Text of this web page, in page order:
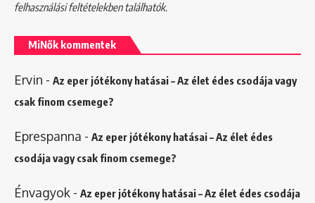
felhasználási feltételekbentalálhatók.
MiNők kommentek
Ervin - Az eper jótékony hatásai – Az élet édes csodája vagy
csak finom csemege?
Eprespanna - Az eper jótékony hatásai – Az élet édes
csodája vagy csak finom csemege?
Énvagyok - Az eper jótékony hatásai – Az élet édes csodája